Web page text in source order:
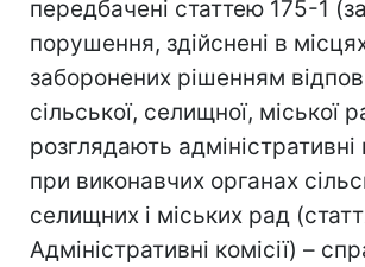
передбачені статтею 175-1 (за
порушення, здійснені в
заборонених рішенням
сільської, селищної, міської
розглядають адміністративні
при виконавчих органах
селищних і міських рад
Адміністративні комісії) –